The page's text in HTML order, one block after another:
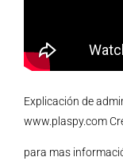
Explicación de
www.plaspy.com
para mas